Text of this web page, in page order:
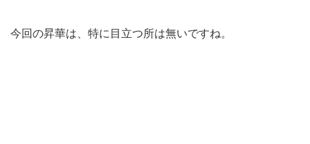
今回の昇華は、特に目立つ所は無いですね。